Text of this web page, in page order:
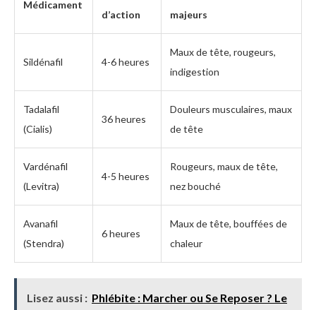
Médicament
d’action
majeurs
Sildénafil 4-6 heures
Maux de tête, rougeurs,
indigestion
Tadalafil
(Cialis)
36 heures
Douleurs musculaires, maux
de tête
Vardénafil
(Levitra)
4-5 heures
Rougeurs, maux de tête,
nez bouché
Avanafil
(Stendra)
6 heures
Maux de tête, bouffées de
chaleur
Lisez aussi : Phlébite : Marcher ou Se Reposer ? Le